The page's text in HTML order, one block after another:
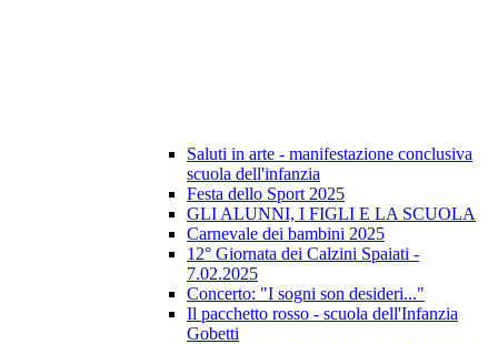
Saluti in arte - manifestazione conclusiva
scuola dell'infanzia
Festa dello Sport 2025
GLI ALUNNI, I FIGLI E LA SCUOLA
Carnevale dei bambini 2025
12° Giornata dei Calzini Spaiati -
7.02.2025
Concerto: "I sogni son desideri..."
Il pacchetto rosso - scuola dell'Infanzia
Gobetti